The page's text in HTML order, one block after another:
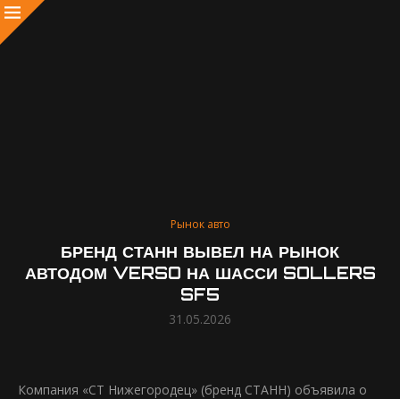
Рынок авто
БРЕНД СТАНН ВЫВЕЛ НА РЫНОК
АВТОДОМ VERSO НА ШАССИ SOLLERS
SF5
31.05.2026
Компания «СТ Нижегородец» (бренд СТАНН) объявила о